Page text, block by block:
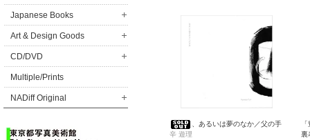
Japanese Books
Art & Design Goods
CD/DVD
Multiple/Prints
NADiff Original
、あるいは夢のなか／父の手
辛 遊理
裏